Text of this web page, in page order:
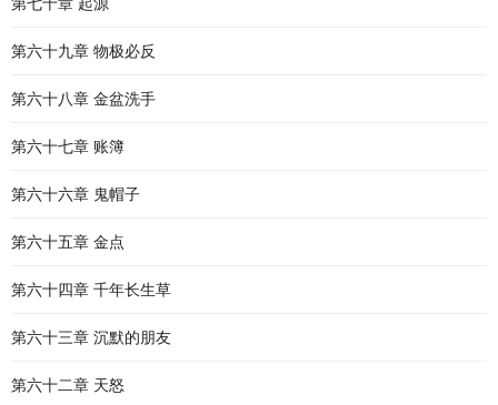
第六十九章 物极必反
第六十八章 金盆洗手
第六十七章 账簿
第六十六章 鬼帽子
第六十五章 金点
第六十四章 千年长生草
第六十三章 沉默的朋友
第六十二章 天怒